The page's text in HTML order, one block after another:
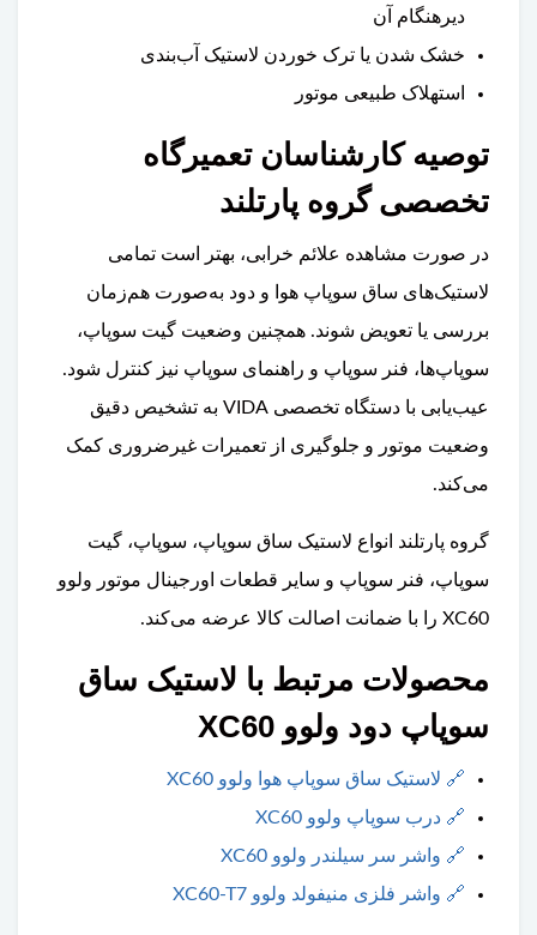
دیرهنگام آن
خشک شدن یا ترک خوردن لاستیک آب‌بندی
استهلاک طبیعی موتور
توصیه کارشناسان تعمیرگاه
تخصصی گروه پارتلند
در صورت مشاهده علائم خرابی، بهتر است تمامی
لاستیک‌های ساق سوپاپ هوا و دود به‌صورت هم‌زمان
بررسی یا تعویض شوند. همچنین وضعیت گیت سوپاپ،
سوپاپ‌ها، فنر سوپاپ و راهنمای سوپاپ نیز کنترل شود.
عیب‌یابی با دستگاه تخصصی VIDA به تشخیص دقیق
وضعیت موتور و جلوگیری از تعمیرات غیرضروری کمک
می‌کند.
گروه پارتلند انواع لاستیک ساق سوپاپ، سوپاپ، گیت
سوپاپ، فنر سوپاپ و سایر قطعات اورجینال موتور ولوو
XC60 را با ضمانت اصالت کالا عرضه می‌کند.
محصولات مرتبط با لاستیک ساق
سوپاپ دود ولوو XC60
🔗 لاستیک ساق سوپاپ هوا ولوو XC60
🔗 درب سوپاپ ولوو XC60
🔗 واشر سر سیلندر ولوو XC60
🔗 واشر فلزی منیفولد ولوو XC60-T7